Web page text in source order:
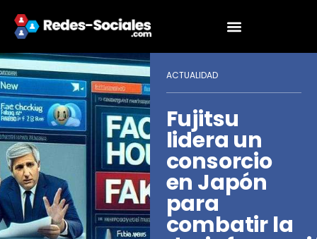
ACTUALIDAD
Fujitsu
lidera un
consorcio
en Japón
para
combatir la